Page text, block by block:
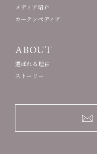
メディア紹介
カーテンペディア
ABOUT
選ばれる理由
ストーリー